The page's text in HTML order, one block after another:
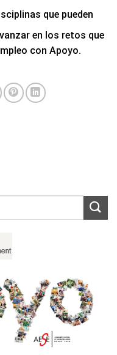
que pueden
en los retos que
con Apoyo.